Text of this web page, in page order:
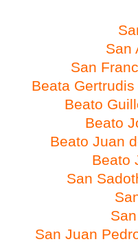
San
San
Beata
Beato
Beato
Beato Juan
Beato
San
San Juan